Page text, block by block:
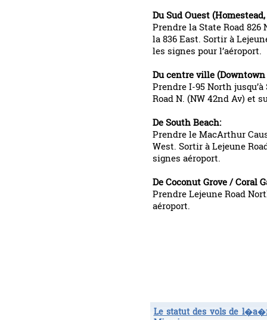
Du Sud Ouest
Prendre la State Road
la 836 East. Sortir à
les signes pour l’aéroport.
Du centre ville
Prendre I-95 North
Road N. (NW 42nd Av) et
De South Beach:
Prendre le MacArthur
West. Sortir à Lejeune
signes aéroport.
De Coconut Grove / Coral
Prendre Lejeune Road
aéroport.
Le statut des vols de